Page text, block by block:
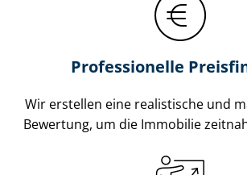
Professionelle
Wir erstellen eine realistische und
Bewertung, um die Immobilie